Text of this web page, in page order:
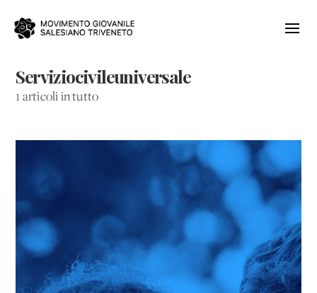
Serviziocivileuniversale
1 articoli in tutto